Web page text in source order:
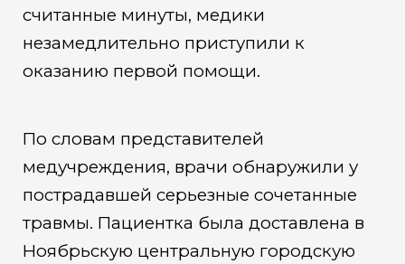
считанные минуты, медики
незамедлительно приступили к
оказанию первой помощи.
По словам представителей
медучреждения, врачи обнаружили у
пострадавшей серьезные сочетанные
травмы. Пациентка была доставлена в
Ноябрьскую центральную городскую